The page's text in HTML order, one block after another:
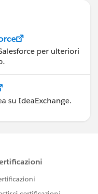
per ulteriori
su IdeaExchange.